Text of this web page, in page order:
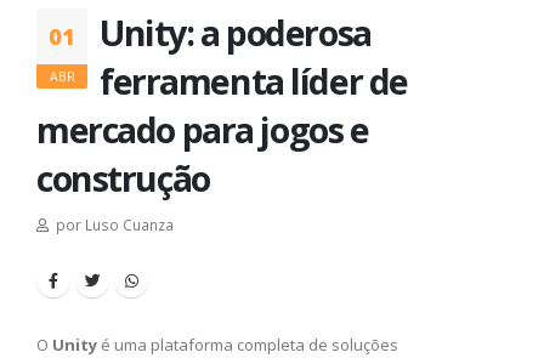
01
ABR
Unity: a poderosa
ferramenta líder de
mercado para jogos e
construção
por Luso Cuanza
O Unity é uma plataforma completa de soluções